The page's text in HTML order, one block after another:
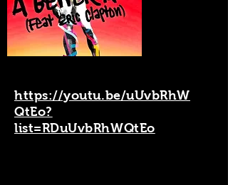
https://youtu.be/uUvbRhW
QtEo?
list=RDuUvbRhWQtEo